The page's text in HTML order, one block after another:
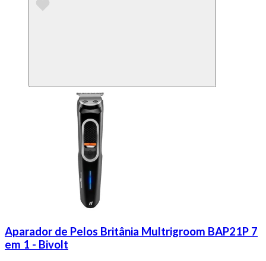
Aparador de Pelos Britânia Multrigroom BAP21P 7
em 1 - Bivolt